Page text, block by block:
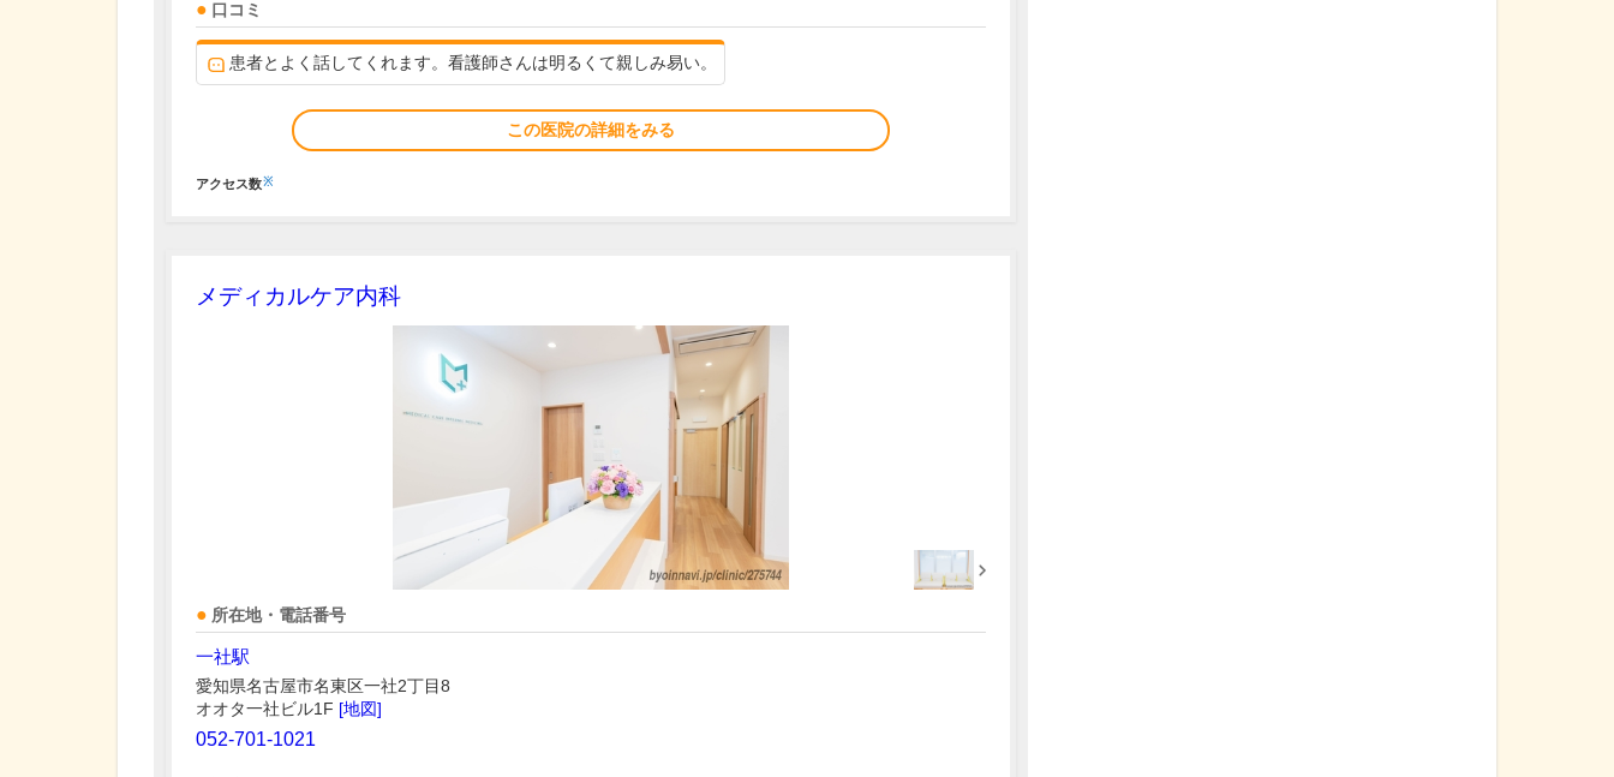
口コミ
患者とよく話してくれます。看護師さんは明るくて親しみ易い。
この医院の詳細をみる
アクセス数※
メディカルケア内科
所在地・電話番号
一社駅
愛知県名古屋市名東区一社2丁目8
オオタ一社ビル1F [地図]
052-701-1021